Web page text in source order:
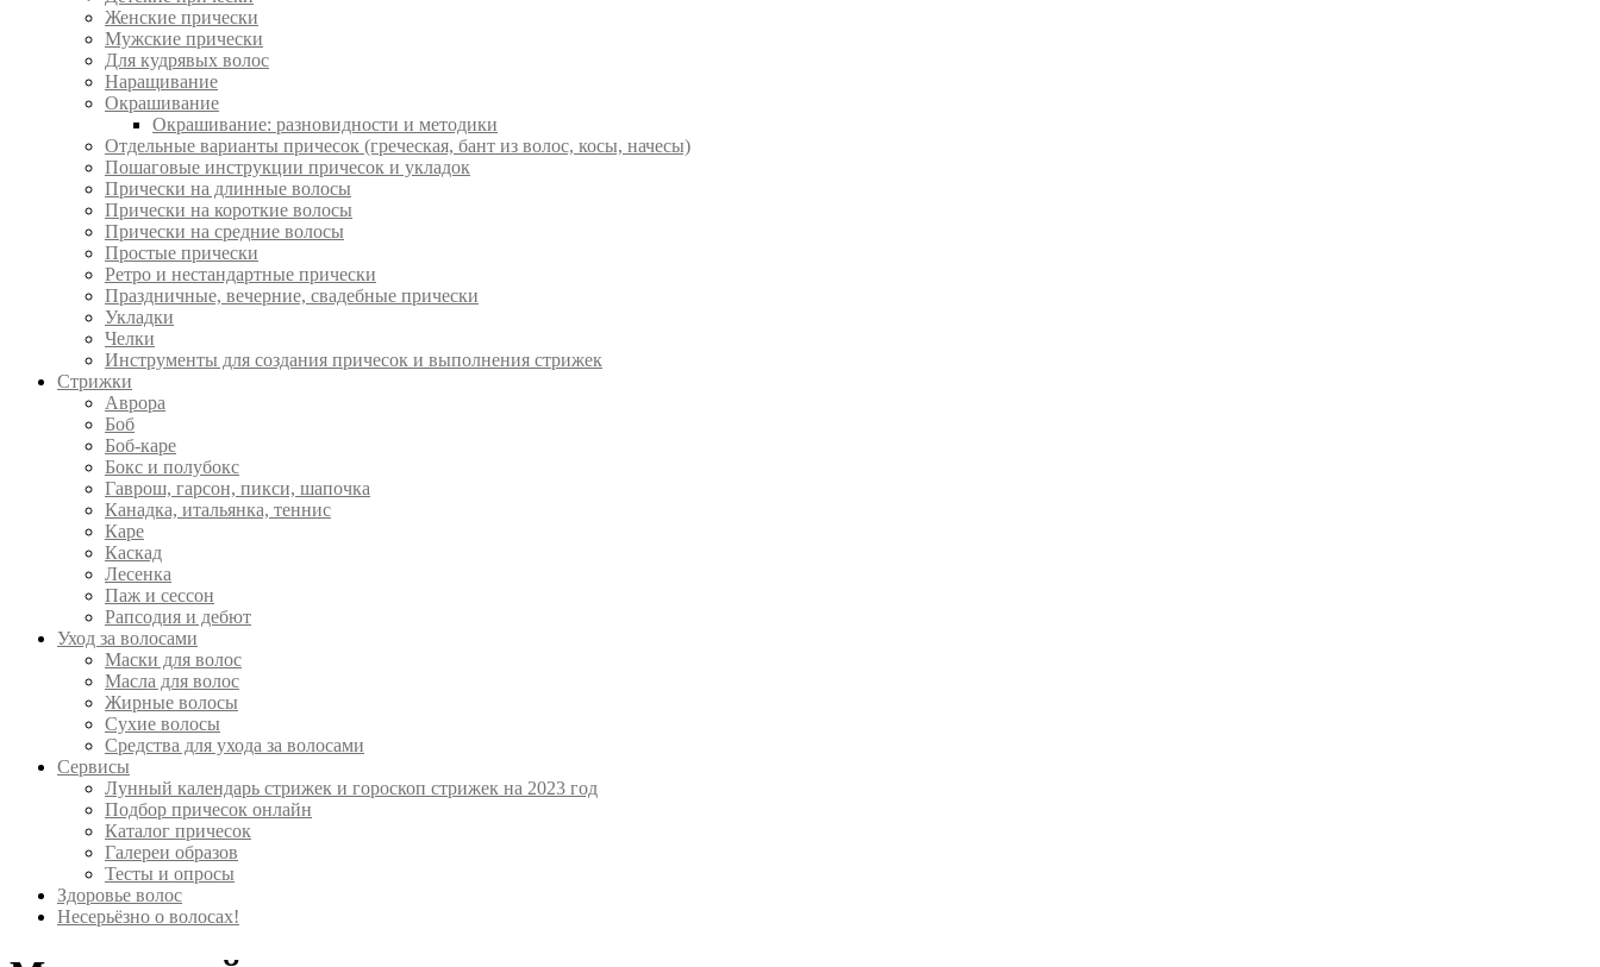
Женские прически
Мужские прически
Для кудрявых волос
Наращивание
Окрашивание
Окрашивание: разновидности и методики
Отдельные варианты причесок (греческая, бант из волос, косы, начесы)
Пошаговые инструкции причесок и укладок
Прически на длинные волосы
Прически на короткие волосы
Прически на средние волосы
Простые прически
Ретро и нестандартные прически
Праздничные, вечерние, свадебные прически
Укладки
Челки
Инструменты для создания причесок и выполнения стрижек
Стрижки
Аврора
Боб
Боб-каре
Бокс и полубокс
Гаврош, гарсон, пикси, шапочка
Канадка, итальянка, теннис
Каре
Каскад
Лесенка
Паж и сессон
Рапсодия и дебют
Уход за волосами
Маски для волос
Масла для волос
Жирные волосы
Сухие волосы
Средства для ухода за волосами
Сервисы
Лунный календарь стрижек и гороскоп стрижек на 2023 год
Подбор причесок онлайн
Каталог причесок
Галереи образов
Тесты и опросы
Здоровье волос
Несерьёзно о волосах!